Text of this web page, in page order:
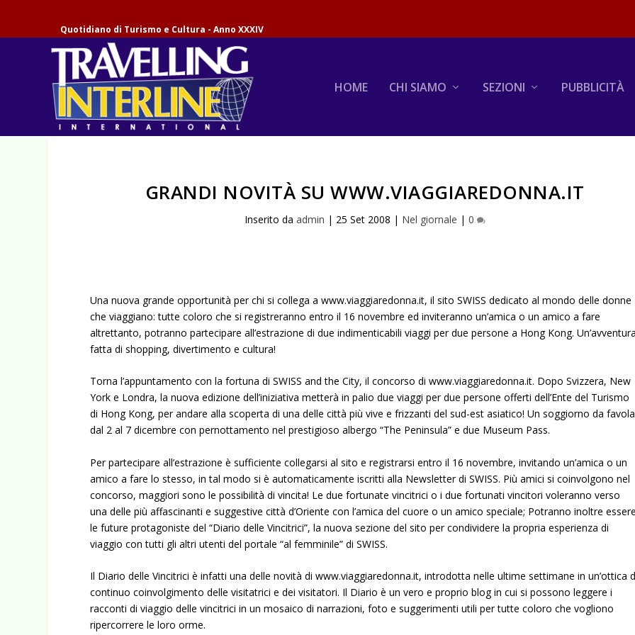
Quotidiano di Turismo e Cultura - Anno XXXIV
HOME CHI SIAMO SEZIONI PUBBLICITÀ
GRANDI NOVITÀ SU WWW.VIAGGIAREDONNA.IT
Inserito da admin | 25 Set 2008 | Nel giornale | 0
Una nuova grande opportunità per chi si collega a www.viaggiaredonna.it, il sito SWISS dedicato al mondo delle donne
che viaggiano: tutte coloro che si registreranno entro il 16 novembre ed inviteranno un’amica o un amico a fare
altrettanto, potranno partecipare all’estrazione di due indimenticabili viaggi per due persone a Hong Kong. Un’avventura
fatta di shopping, divertimento e cultura!
Torna l’appuntamento con la fortuna di SWISS and the City, il concorso di www.viaggiaredonna.it. Dopo Svizzera, New
York e Londra, la nuova edizione dell’iniziativa metterà in palio due viaggi per due persone offerti dell’Ente del Turismo
di Hong Kong, per andare alla scoperta di una delle città più vive e frizzanti del sud-est asiatico! Un soggiorno da favola
dal 2 al 7 dicembre con pernottamento nel prestigioso albergo “The Peninsula” e due Museum Pass.
Per partecipare all’estrazione è sufficiente collegarsi al sito e registrarsi entro il 16 novembre, invitando un’amica o un
amico a fare lo stesso, in tal modo si è automaticamente iscritti alla Newsletter di SWISS. Più amici si coinvolgono nel
concorso, maggiori sono le possibilità di vincita! Le due fortunate vincitrici o i due fortunati vincitori voleranno verso
una delle più affascinanti e suggestive città d’Oriente con l’amica del cuore o un amico speciale; Potranno inoltre essere
le future protagoniste del “Diario delle Vincitrici”, la nuova sezione del sito per condividere la propria esperienza di
viaggio con tutti gli altri utenti del portale “al femminile” di SWISS.
Il Diario delle Vincitrici è infatti una delle novità di www.viaggiaredonna.it, introdotta nelle ultime settimane in un’ottica
continuo coinvolgimento delle visitatrici e dei visitatori. Il Diario è un vero e proprio blog in cui si possono leggere i
racconti di viaggio delle vincitrici in un mosaico di narrazioni, foto e suggerimenti utili per tutte coloro che vogliono
ripercorrere le loro orme.